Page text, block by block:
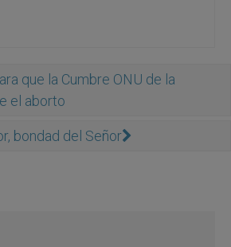
que la Cumbre ONU de la
el aborto
bondad del Señor